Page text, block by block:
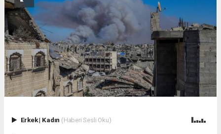
Erkek| Kadın (Haberi Sesli Oku)